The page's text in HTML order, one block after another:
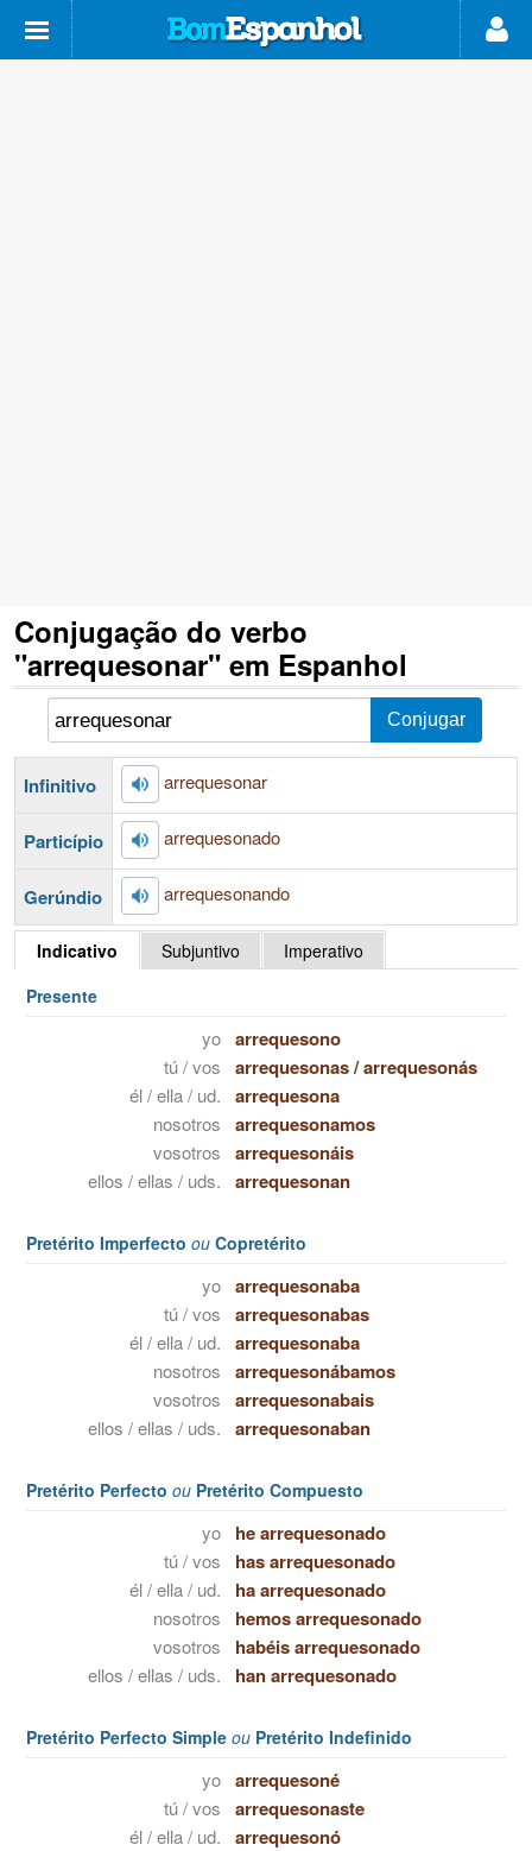
Conjugação do verbo
"arrequesonar" em Espanhol
Infinitivo arrequesonar
Particípio arrequesonado
Gerúndio arrequesonando
Indicativo Subjuntivo
Imperativo
Presente
yo arrequesono
tú / vos arrequesonas/arrequesonás
él / ella / ud. arrequesona
nosotros arrequesonamos
vosotros arrequesonáis
ellos / ellas / uds. arrequesonan
Pretérito Imperfecto ou Copretérito
yo arrequesonaba
tú / vos arrequesonabas
él / ella / ud. arrequesonaba
nosotros arrequesonábamos
vosotros arrequesonabais
ellos / ellas / uds. arrequesonaban
Pretérito Perfecto ou Pretérito Compuesto
yo he arrequesonado
tú / vos has arrequesonado
él / ella / ud. ha arrequesonado
nosotros hemos arrequesonado
vosotros habéis arrequesonado
ellos / ellas / uds. han arrequesonado
Pretérito Perfecto Simple ou Pretérito Indefinido
yo arrequesoné
tú / vos arrequesonaste
él / ella / ud. arrequesonó